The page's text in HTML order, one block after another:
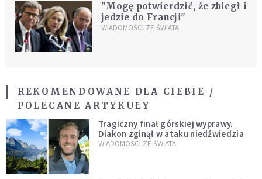
"Mogę potwierdzić, że zbiegł i
jedzie do Francji"
WIADOMOŚCI ZE ŚWIATA
REKOMENDOWANE DLA CIEBIE /
POLECANE ARTYKUŁY
Tragiczny finał górskiej wyprawy.
Diakon zginął w ataku niedźwiedzia
WIADOMOŚCI ZE ŚWIATA